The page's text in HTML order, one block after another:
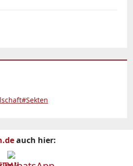
#Sekten
auch hier: